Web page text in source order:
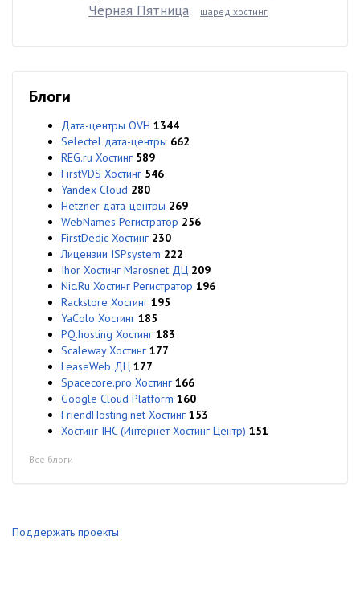
Чёрная Пятница
шаред хостинг
Блоги
Дата-центры OVH 1344
Selectel дата-центры 662
REG.ru Хостинг 589
FirstVDS Хостинг 546
Yandex Cloud 280
Hetzner дата-центры 269
WebNames Регистратор 256
FirstDedic Хостинг 230
Лицензии ISPsystem 222
Ihor Хостинг Marosnet ДЦ 209
Nic.Ru Хостинг Регистратор 196
Rackstore Хостинг 195
YaColo Хостинг 185
PQ.hosting Хостинг 183
Scaleway Хостинг 177
LeaseWeb ДЦ 177
Spacecore.pro Хостинг 166
Google Cloud Platform 160
FriendHosting.net Хостинг 153
Хостинг IHC (Интернет Хостинг Центр) 151
Все блоги
Поддержать проекты